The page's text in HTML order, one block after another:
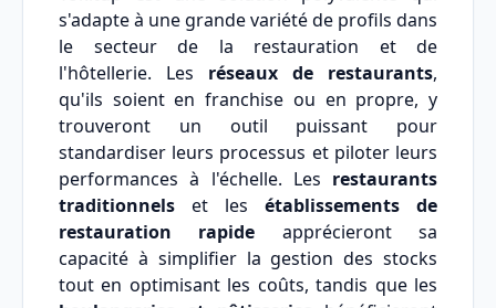
s'adapte à une grande variété de profils dans
le secteur de la restauration et de
l'hôtellerie. Les réseaux de restaurants,
qu'ils soient en franchise ou en propre, y
trouveront un outil puissant pour
standardiser leurs processus et piloter leurs
performances à l'échelle. Les restaurants
traditionnels et les établissements de
restauration rapide apprécieront sa
capacité à simplifier la gestion des stocks
tout en optimisant les coûts, tandis que les